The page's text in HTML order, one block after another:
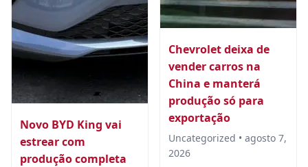
Novo BYD King vai
estrear com
produção completa
Chevrolet deixa de
vender carros na
China e manterá
produção só para
exportação
Uncategorized • agosto 7,
2026